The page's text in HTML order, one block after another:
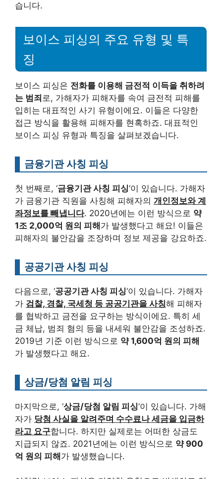
습니다.
보이스 피싱의 주요 유형 및 특
징
보이스 피싱은 전화를 이용해 금전적 이득을 취하려
는 범죄 로, 가해자가 피해자를 속여 금전적 피해를
입히는 대표적인 사기 유형이에요. 이들은 다양한
접근 방식을 활용해 피해자를 현혹하죠. 대표적인
보이스 피싱 유형과 특징을 살펴보겠습니다.
금융기관 사칭 피싱
첫 번째로, ‘금융기관 사칭 피싱‘이 있습니다. 가해자
가 금융기관 직원을 사칭해 피해자의 개인정보와 계
좌정보를 빼냅니다. 2020년에는 이런 방식으로 약
1조 2,000억 원의 피해가 발생했다고 해요! 이들은
피해자의 불안감을 조장하며 정보 제공을 강요하죠.
공공기관 사칭 피싱
다음으로, ‘공공기관 사칭 피싱‘이 있습니다. 가해자
가 검찰, 경찰, 국세청 등 공공기관을 사칭해 피해자
를 협박하고 금전을 요구하는 방식이에요. 특히 세
금 체납, 범죄 혐의 등을 내세워 불안감을 조성하죠.
2019년 기준 이런 방식으로 약 1,600억 원의 피해
가 발생했다고 해요.
상금/당첨 알림 피싱
마지막으로, ‘상금/당첨 알림 피싱‘이 있습니다. 가해
자가 당첨 사실을 알려주며 수수료나 세금을 입금하
라고 요구합니다. 하지만 실제로는 어떠한 상금도
지급되지 않죠. 2021년에는 이런 방식으로 약 900
억 원의 피해가 발생했습니다.